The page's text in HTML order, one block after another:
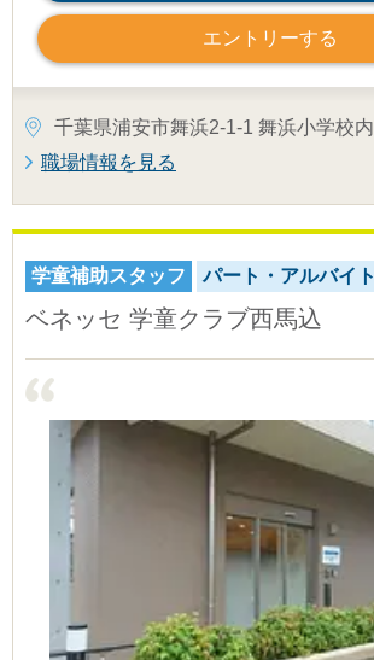
エントリーする
千葉県浦安市舞浜2-1-1 舞浜小学校内
職場情報を見る
学童補助スタッフ パート・アルバイト
ベネッセ 学童クラブ西馬込